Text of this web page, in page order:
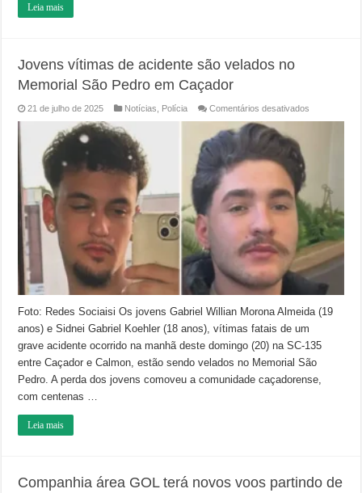
Leia mais
Jovens vítimas de acidente são velados no
Memorial São Pedro em Caçador
21 de julho de 2025 Notícias Polícia Comentários desativados
Memorial
Pedro
em
Caçador
Foto: Redes Sociaisi Os jovens Gabriel Willian Morona Almeida (19
anos) e Sidnei Gabriel Koehler (18 anos), vítimas fatais de um
grave acidente ocorrido na manhã deste domingo (20) na SC-135
entre Caçador e Calmon, estão sendo velados no Memorial São
Pedro. A perda dos jovens comoveu a comunidade caçadorense,
com centenas …
Leia mais
Companhia área GOL terá novos voos partindo de